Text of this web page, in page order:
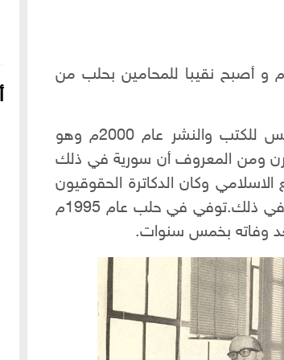
ولد وزير العدل أسعد الكوراني في حلب عام 1907م و أصبح نقيبا للمحامين بحلب من
اصدر كتاب ذكريات وخواطر صدر عن دار رياض الريس للكتب والنشر عام 2000م وهو
قرن ومن المعروف أن سورية في ذلك
وكان الدكاترة الحقوقيون
في هذا المجال قد هيؤوا قانونا فاستبقهم الكوراني في ذلك.توفي في حلب عام 1995م
وفاته بخمس سنوات.
16-04-2022
شعار الماسونية على واجهة قصر رزق الله غزالة بحي العزيزية
بحلب